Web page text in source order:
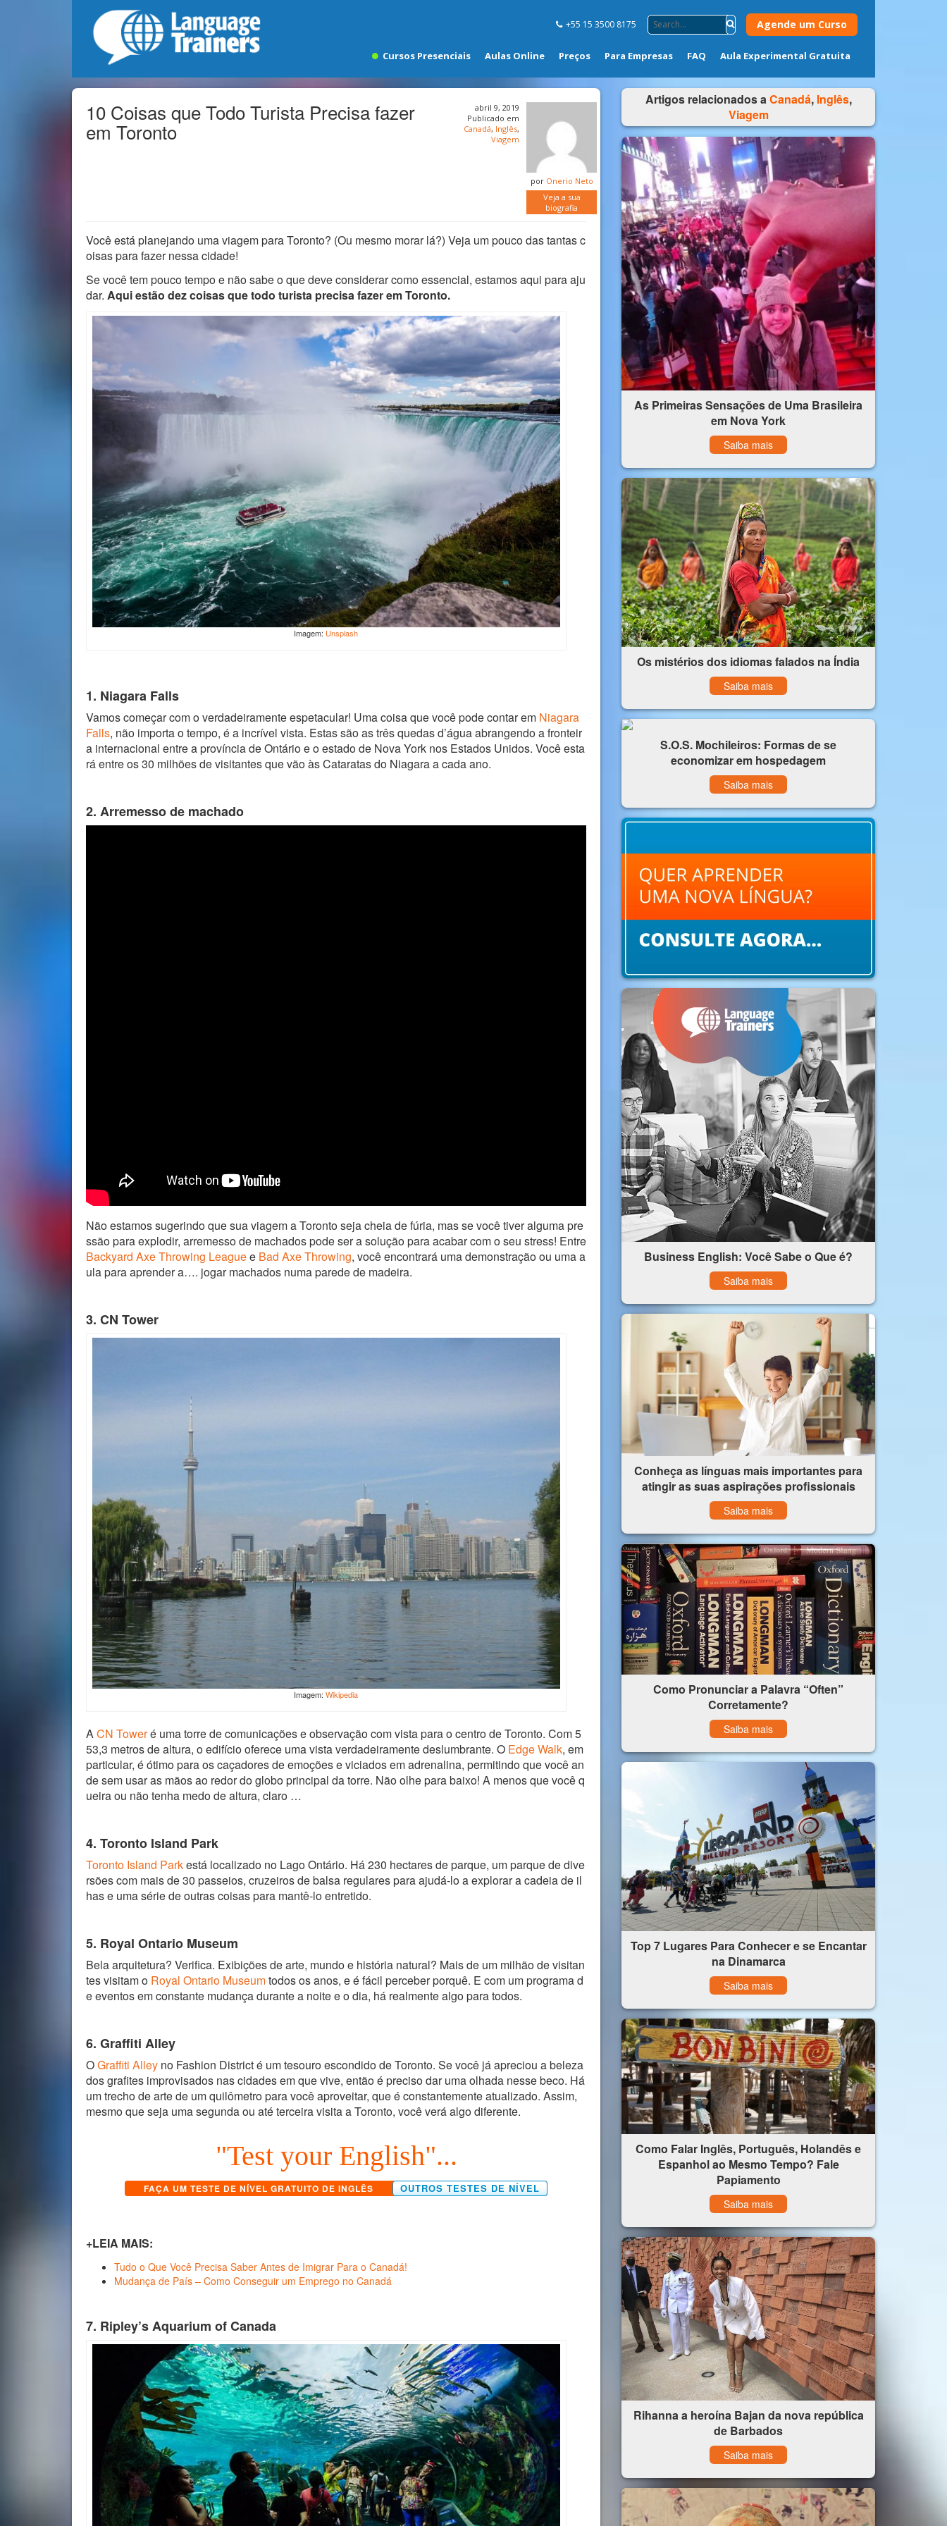
+55 15 3500 8175 Agende um Curso
Cursos Presenciais Aulas Online Preços Para Empresas FAQ Aula Experimental Gratuita
10 Coisas que Todo Turista Precisa fazer
em Toronto
por Onerio Neto
Veja a sua
biografia
abril 9, 2019
Publicado em
Canadá, Inglês,
Viagem
Você está planejando uma viagem para Toronto? (Ou mesmo morar lá?) Veja um pouco das tantas c
oisas para fazer nessa cidade!
Se você tem pouco tempo e não sabe o que deve considerar como essencial, estamos aqui para aju
dar. Aqui estão dez coisas que todo turista precisa fazer em Toronto.
Imagem: Unsplash
1. Niagara Falls
Vamos começar com o verdadeiramente espetacular! Uma coisa que você pode contar em Niagara
Falls, não importa o tempo, é a incrível vista. Estas são as três quedas d’água abrangendo a fronteir
a internacional entre a província de Ontário e o estado de Nova York nos Estados Unidos. Você esta
rá entre os 30 milhões de visitantes que vão às Cataratas do Niagara a cada ano.
2. Arremesso de machado
Não estamos sugerindo que sua viagem a Toronto seja cheia de fúria, mas se você tiver alguma pre
ssão para explodir, arremesso de machados pode ser a solução para acabar com o seu stress! Entre
Backyard Axe Throwing Leaguee Bad Axe Throwing, você encontrará uma demonstração ou uma a
ula para aprender a…. jogar machados numa parede de madeira.
3. CN Tower
Imagem:Wikipedia
ACN Toweré uma torre de comunicações e observação com vista para o centro de Toronto. Com 5
53,3 metros de altura, o edifício oferece uma vista verdadeiramente deslumbrante. O Edge Walk, em
particular, é ótimo para os caçadores de emoções e viciados em adrenalina, permitindo que você an
de sem usar as mãos ao redor do globo principal da torre. Não olhe para baixo! A menos que você q
ueira ou não tenha medo de altura, claro …
4. Toronto Island Park
Toronto Island Parkestá localizado no Lago Ontário. Há 230 hectares de parque, um parque de dive
rsões com mais de 30 passeios, cruzeiros de balsa regulares para ajudá-lo a explorar a cadeia de il
has e uma série de outras coisas para mantê-lo entretido.
5. Royal Ontario Museum
Bela arquitetura? Verifica. Exibições de arte, mundo e história natural? Mais de um milhão de visitan
tes visitam o Royal Ontario Museumtodos os anos, e é fácil perceber porquê. E com um programa d
e eventos em constante mudança durante a noite e o dia, há realmente algo para todos.
6. Graffiti Alley
OGraffiti Alley no Fashion District é um tesouro escondido de Toronto. Se você já apreciou a beleza
dos grafites improvisados nas cidades em que vive, então é preciso dar uma olhada nesse beco. Há
um trecho de arte de um quilômetro para você aproveitar, que é constantemente atualizado. Assim,
mesmo que seja uma segunda ou até terceira visita a Toronto, você verá algo diferente.
"Test your English"...
FAÇA UM TESTE DE NÍVEL GRATUITO DE INGLÊS OUTROS TESTES DE NÍVEL
+LEIA MAIS:
Tudo o Que Você Precisa Saber Antes de Imigrar Para o Canadá!
Mudança de País – Como Conseguir um Emprego no Canadá
7. Ripley’s Aquarium of Canada
Artigos relacionados aCanadá, Inglês,
Viagem
As Primeiras Sensações de Uma Brasileira
em Nova York
Saiba mais
Os mistérios dos idiomas falados na Índia
Saiba mais
S.O.S. Mochileiros: Formas de se
economizar em hospedagem
Saiba mais
Business English: Você Sabe o Que é?
Saiba mais
Conheça as línguas mais importantes para
atingir as suas aspirações profissionais
Saiba mais
Como Pronunciar a Palavra “Often”
Corretamente?
Saiba mais
Top 7 Lugares Para Conhecer e se Encantar
na Dinamarca
Saiba mais
Como Falar Inglês, Português, Holandês e
Espanhol ao Mesmo Tempo? Fale
Papiamento
Saiba mais
Rihanna a heroína Bajan da nova república
de Barbados
Saiba mais